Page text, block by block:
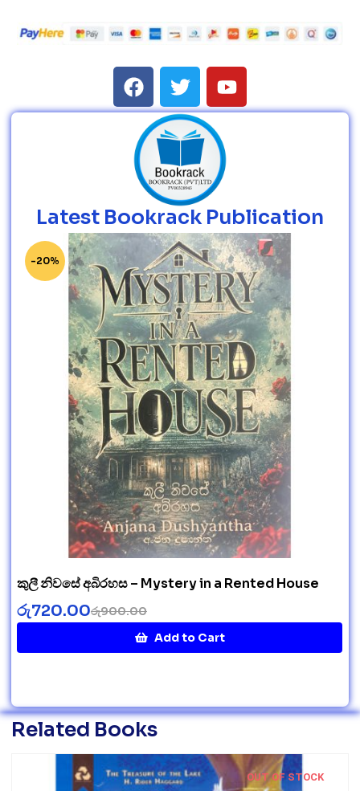
Latest Bookrack Publication
-20%
කුලී නිවසේ අබිරහස – Mystery in a Rented House
රු900.00
රු720.00
Add to Cart
Related Books
OUT OF STOCK